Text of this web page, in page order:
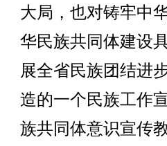
大局，也对铸牢中
华民族共同体建设
展全省民族团结进
造的一个民族工作
族共同体意识宣传